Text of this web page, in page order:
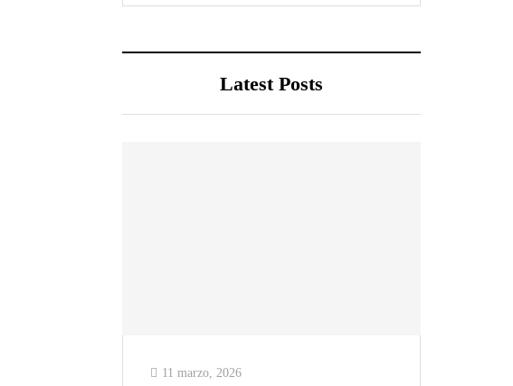
Latest Posts
11 marzo, 2026